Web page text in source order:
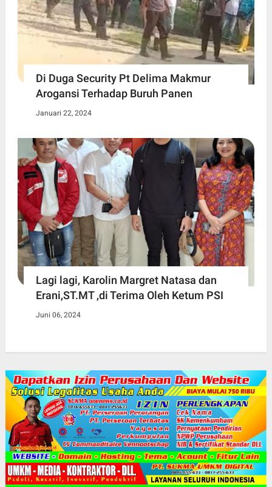
Di Duga Security Pt Delima Makmur
Arogansi Terhadap Buruh Panen
Januari 22, 2024
Lagi lagi, Karolin Margret Natasa dan
Erani,ST.MT ,di Terima Oleh Ketum PSI
Juni 06, 2024